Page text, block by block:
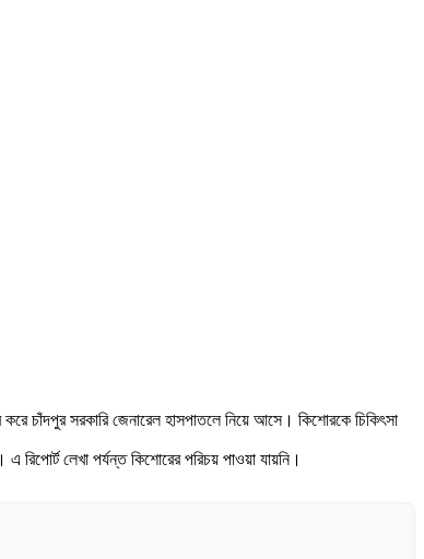
চাঁদপুর সরকারি জেনারেল হাসপাতলে নিয়ে আসে। কিশোরকে চিকিৎসা
লেখা পর্যন্ত কিশোরের পরিচয় পাওয়া যায়নি।